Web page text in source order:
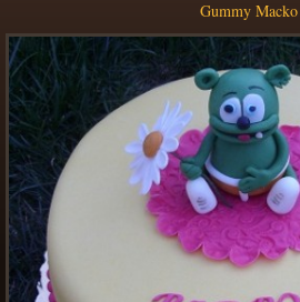
Gummy Macko